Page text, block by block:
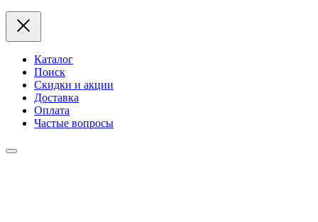
Каталог
Поиск
Скидки и акции
Доставка
Оплата
Частые вопросы